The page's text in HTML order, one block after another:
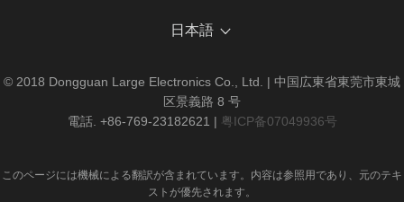
日本語
© 2018 Dongguan Large Electronics Co., Ltd. | 中国広東省東莞市東城
区景義路 8 号
電話. +86-769-23182621 | 粤ICP备07049936号
このページには機械による翻訳が含まれています。内容は参照用であり、元のテキ
ストが優先されます。